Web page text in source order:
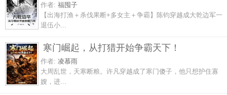
作者: 福囤子
【出海打渔＋杀伐果断+多女主＋争霸】陈钧穿越成大乾边军一
退伍小...
寒门崛起，从打猎开始争霸天下！
作者: 凌慕雨
大周乱世，天寒断粮。许凡穿越成了寒门傻子，他只想护住寡
嫂，进...